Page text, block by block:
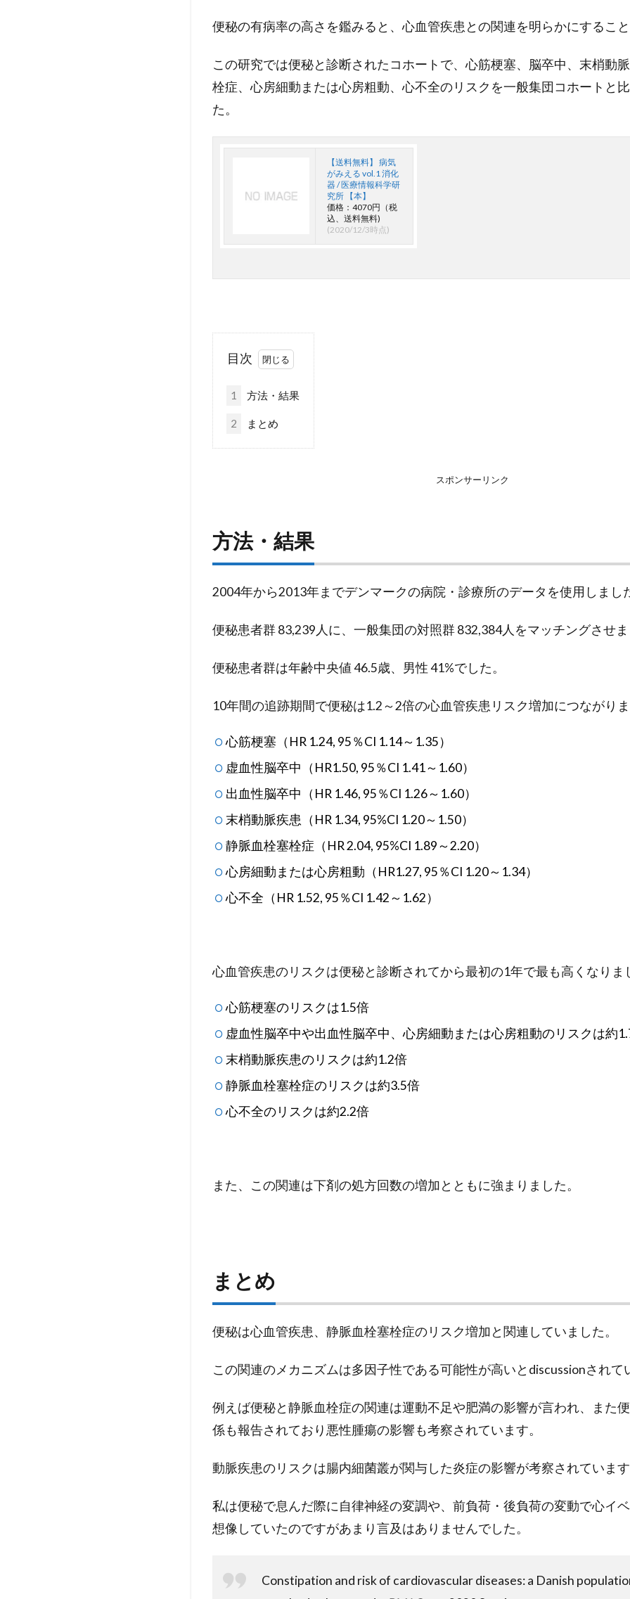
便秘の有病率の高さを鑑みると、心血管疾患との関連を明らかにするこ
この研究では便秘と診断されたコホートで、心筋梗塞、脳卒中、末梢動
栓症、心房細動または心房粗動、心不全のリスクを一般集団コホートと
た。
【送料無料】 病気
がみえる vol.1 消化
器 / 医療情報科学研
究所 【本】
価格：4070円（税
込、送料無料)
(2020/12/3時点)
目次
1 方法・結果
2 まとめ
スポンサーリンク
方法・結果
2004年から2013年までデンマークの病院・診療所のデータを使用しまし
便秘患者群 83,239人に、一般集団の対照群 832,384人をマッチングさせ
便秘患者群は年齢中央値 46.5歳、男性 41%でした。
10年間の追跡期間で便秘は1.2～2倍の心血管疾患リスク増加につながり
心筋梗塞（HR 1.24, 95％CI 1.14～1.35）
虚血性脳卒中（HR1.50, 95％CI 1.41～1.60）
出血性脳卒中（HR 1.46, 95％CI 1.26～1.60）
末梢動脈疾患（HR 1.34, 95%CI 1.20～1.50）
静脈血栓塞栓症（HR 2.04, 95%CI 1.89～2.20）
心房細動または心房粗動（HR1.27, 95％CI 1.20～1.34）
心不全（HR 1.52, 95％CI 1.42～1.62）
心血管疾患のリスクは便秘と診断されてから最初の1年で最も高くなりま
心筋梗塞のリスクは1.5倍
虚血性脳卒中や出血性脳卒中、心房細動または心房粗動のリスクは約
末梢動脈疾患のリスクは約1.2倍
静脈血栓塞栓症のリスクは約3.5倍
心不全のリスクは約2.2倍
また、この関連は下剤の処方回数の増加とともに強まりました。
まとめ
便秘は心血管疾患、静脈血栓塞栓症のリスク増加と関連していました。
この関連のメカニズムは多因子性である可能性が高いとdiscussionされて
例えば便秘と静脈血栓症の関連は運動不足や肥満の影響が言われ、また
係も報告されており悪性腫瘍の影響も考察されています。
動脈疾患のリスクは腸内細菌叢が関与した炎症の影響が考察されていま
私は便秘で息んだ際に自律神経の変調や、前負荷・後負荷の変動で心イ
想像していたのですがあまり言及はありませんでした。
Constipation and risk of cardiovascular diseases: a Danish